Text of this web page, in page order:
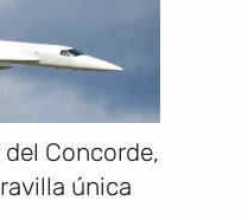
Concorde,
única